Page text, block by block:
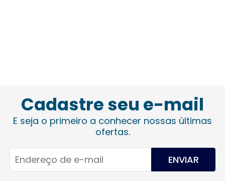
Cadastre seu e-mail
E seja o primeiro a conhecer nossas últimas
ofertas.
ENVIAR